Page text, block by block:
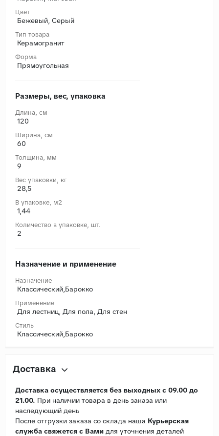
Цвет
Бежевый, Серый
Тип товара
Керамогранит
Форма
Прямоугольная
Размеры, вес, упаковка
Длина, cм
120
Ширина, cм
60
Толщина, мм
9
Вес упаковки, кг
28,5
В упаковке, м2
1,44
Количество в упаковке, шт.
2
Назначение и применение
Назначение
Классический,Барокко
Применение
Для лестниц, Для пола, Для стен
Стиль
Классический,Барокко
Доставка
Доставка осуществляется без выходных с 09.00 до
21.00. При наличии товара в день заказа или
наследующий день
После отгрузки заказа со склада наша Курьерская
служба свяжется с Вами для уточнения деталей